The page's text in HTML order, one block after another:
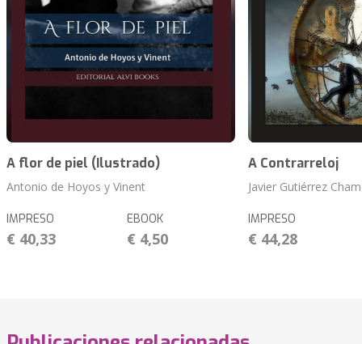
A flor de piel (Ilustrado)
Antonio de Hoyos y Vinent
IMPRESO
€ 40,33
EBOOK
€ 4,50
A Contrarreloj
Javier Gutiérrez
IMPRESO
€ 44,28